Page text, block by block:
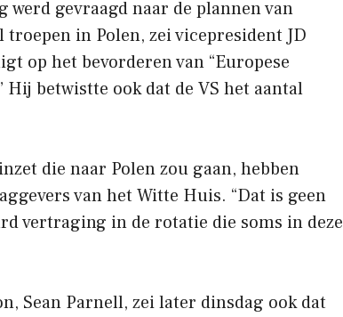
werd gevraagd naar de plannen van
in Polen, zei vicepresident JD
op het bevorderen van “Europese
betwistte ook dat de VS het aantal
die naar Polen zou gaan, hebben
van het Witte Huis. “Dat is geen
vertraging in de rotatie die soms in deze
Sean Parnell, zei later dinsdag ook dat